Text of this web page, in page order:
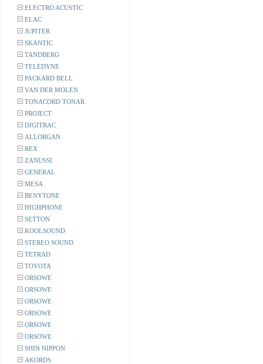
ELECTRO ACUSTIC
ELAC
JUPITER
SKANTIC
TANDBERG
TELEDYNE
PACKARD BELL
VAN DER MOLEN
TONACORD TONAR
PROJECT
DIGITRAC
ALLORGAN
REX
ZANUSSI
GENERAL
MESA
BENYTONE
HIGHPHONE
SETTON
KOOLSOUND
STEREO SOUND
TETRAD
TOYOTA
ORSOWE
ORSOWE
ORSOWE
ORSOWE
ORSOWE
ORSOWE
SHIN NIPPON
AKORDS